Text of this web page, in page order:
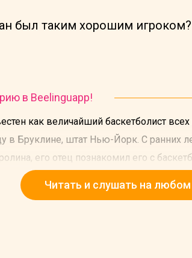
был таким хорошим игроком?
в Beelinguapp!
как величайший баскетболист
в Бруклине, штат Нью-Йорк. С ранних
его отец познакомил его с
Читать и слушать на